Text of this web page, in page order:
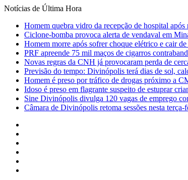
Notícias de Última Hora
Homem quebra vidro da recepção de hospital
Ciclone-bomba provoca alerta de vendaval em
Homem morre após sofrer choque elétrico e cair
PRF apreende 75 mil maços de cigarros
Novas regras da CNH já provocaram perda de
Previsão do tempo: Divinópolis terá dias de sol,
Homem é preso por tráfico de drogas próximo a
Idoso é preso em flagrante suspeito de estuprar
Sine Divinópolis divulga 120 vagas de emprego
Câmara de Divinópolis retoma sessões nesta terça-